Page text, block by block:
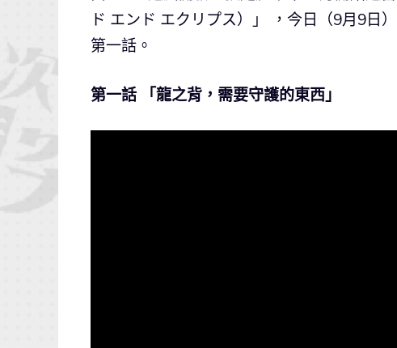
ド エンド エクリプス）」 ，今日（9月9日
第一話。
第一話 「龍之背，需要守護的東西」